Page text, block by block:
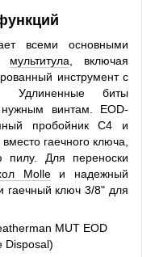
всеми основными
мультитула , включая
инструмент с
Удлиненные биты
винтам. EOD-
пробойник C4 и
гаечного ключа,
пилу. Для переноски
Molleи надежный
гаечный ключ 3/8" для